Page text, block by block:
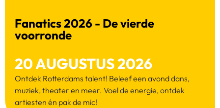
20 AUGUSTUS 2026
Fanatics 2026 - De vierde
voorronde
Ontdek Rotterdams talent! Beleef een avond dans,
muziek, theater en meer. Voel de energie, ontdek
artiesten én pak de mic!